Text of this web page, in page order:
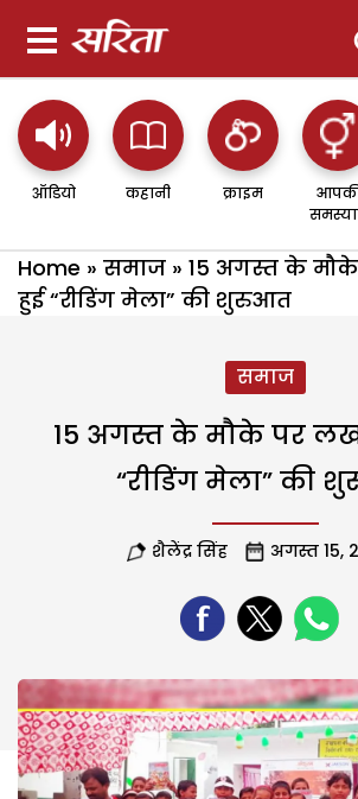
ऑडियो कहानी क्राइम
Home » समाज » 15 अगस्त के
हुई “रीडिंग मेला” की शुरुआत
समाज
15 अगस्त के मौके पर
“रीडिंग मेला” की
शैलेंद्र सिंह अगस्त 15,